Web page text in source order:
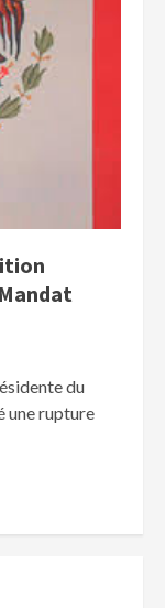
du
une rupture